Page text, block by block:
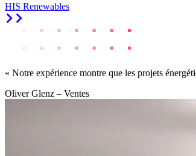
HIS Renewables
« Notre expérience montre que les projets
Oliver Glenz – Ventes